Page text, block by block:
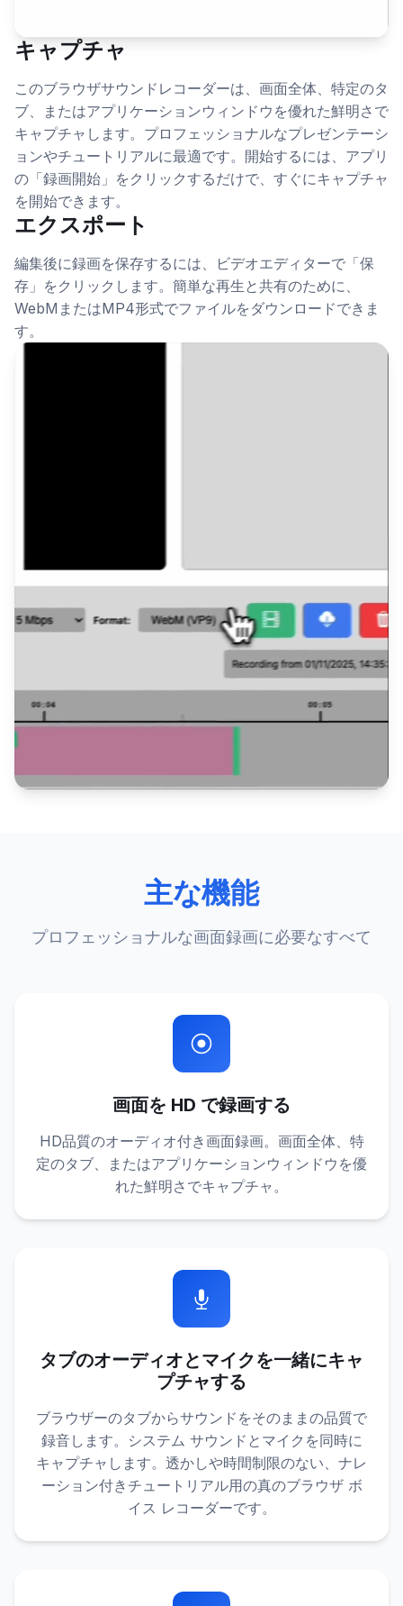
キャプチャ
このブラウザサウンドレコーダーは、画面全体、特定のタ
ブ、またはアプリケーションウィンドウを優れた鮮明さで
キャプチャします。プロフェッショナルなプレゼンテーシ
ョンやチュートリアルに最適です。開始するには、アプリ
の「録画開始」をクリックするだけで、すぐにキャプチャ
を開始できます。
エクスポート
編集後に録画を保存するには、ビデオエディターで「保
存」をクリックします。簡単な再生と共有のために、
WebMまたはMP4形式でファイルをダウンロードできま
す。
主な機能
プロフェッショナルな画面録画に必要なすべて
画面を HD で録画する
HD品質のオーディオ付き画面録画。画面全体、特
定のタブ、またはアプリケーションウィンドウを優
れた鮮明さでキャプチャ。
タブのオーディオとマイクを一緒にキャ
プチャする
ブラウザーのタブからサウンドをそのままの品質で
録音します。システム サウンドとマイクを同時に
キャプチャします。透かしや時間制限のない、ナレ
ーション付きチュートリアル用の真のブラウザ ボ
イス レコーダーです。